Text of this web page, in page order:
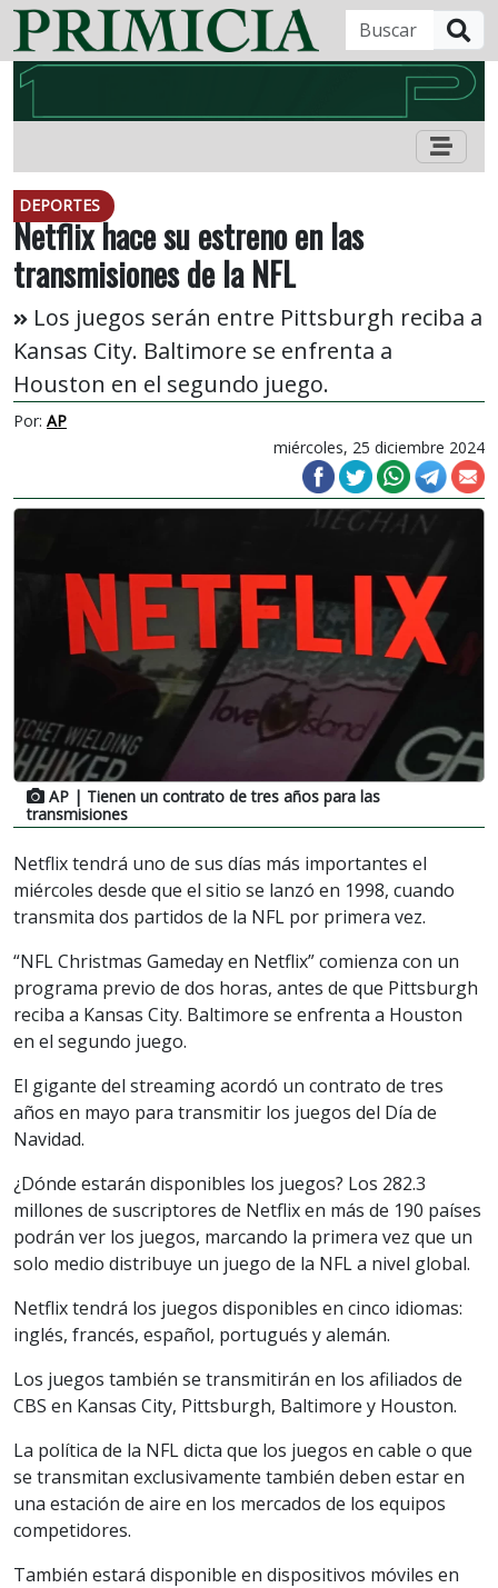
DEPORTES
Netflix hace su estreno en las
transmisiones de la NFL
Los juegos serán entre Pittsburgh reciba a
Kansas City. Baltimore se enfrenta a
Houston en el segundo juego.
Por: AP
miércoles, 25 diciembre 2024
AP | Tienen un contrato de tres años para las
transmisiones
Netflix tendrá uno de sus días más importantes el
miércoles desde que el sitio se lanzó en 1998, cuando
transmita dos partidos de la NFL por primera vez.
“NFL Christmas Gameday en Netflix” comienza con un
programa previo de dos horas, antes de que Pittsburgh
reciba a Kansas City. Baltimore se enfrenta a Houston
en el segundo juego.
El gigante del streaming acordó un contrato de tres
años en mayo para transmitir los juegos del Día de
Navidad.
¿Dónde estarán disponibles los juegos? Los 282.3
millones de suscriptores de Netflix en más de 190 países
podrán ver los juegos, marcando la primera vez que un
solo medio distribuye un juego de la NFL a nivel global.
Netflix tendrá los juegos disponibles en cinco idiomas:
inglés, francés, español, portugués y alemán.
Los juegos también se transmitirán en los afiliados de
CBS en Kansas City, Pittsburgh, Baltimore y Houston.
La política de la NFL dicta que los juegos en cable o que
se transmitan exclusivamente también deben estar en
una estación de aire en los mercados de los equipos
competidores.
También estará disponible en dispositivos móviles en